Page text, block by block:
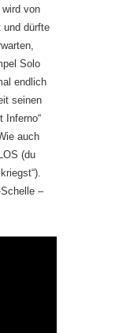
wird von
und dürfte
Solo
endlich
seinen
Inferno“
auch
(du
–